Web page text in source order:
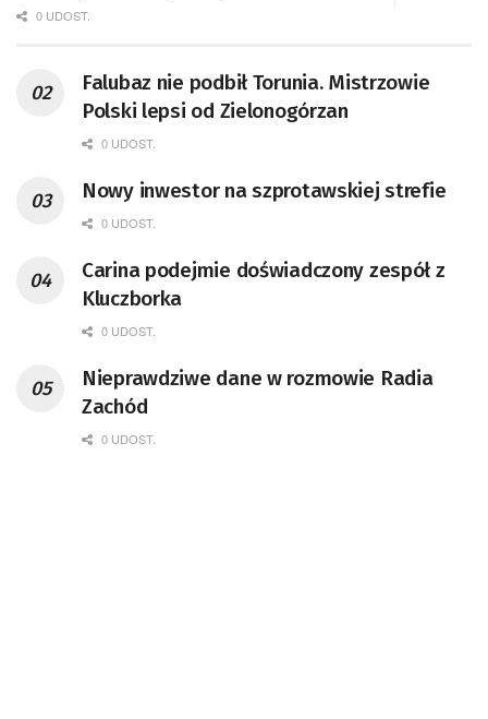
0 UDOST.
Falubaz nie podbił Torunia. Mistrzowie
Polski lepsi od Zielonogórzan
0 UDOST.
Nowy inwestor na szprotawskiej strefie
0 UDOST.
Carina podejmie doświadczony zespół z
Kluczborka
0 UDOST.
Nieprawdziwe dane w rozmowie Radia
Zachód
0 UDOST.